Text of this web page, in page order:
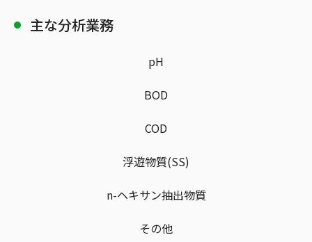
主な分析業務
pH
BOD
COD
浮遊物質(SS)
n-ヘキサン抽出物質
その他